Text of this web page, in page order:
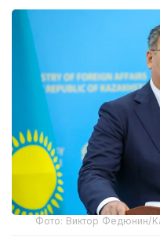
Фото: Виктор Федюнин/